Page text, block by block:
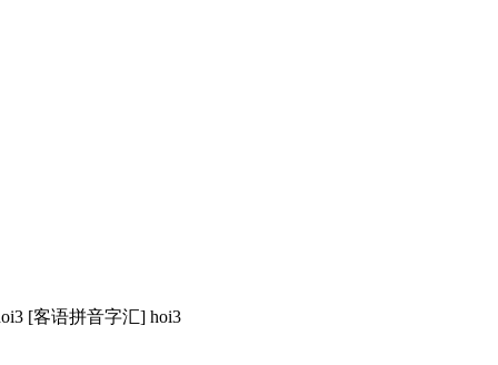
[客语拼音字汇] hoi3